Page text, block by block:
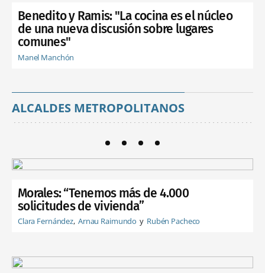
Benedito y Ramis: "La cocina es el núcleo
de una nueva discusión sobre lugares
comunes"
Manel Manchón
ALCALDES METROPOLITANOS
Morales: “Tenemos más de 4.000
solicitudes de vivienda”
Clara Fernández Arnau Raimundo Rubén Pacheco